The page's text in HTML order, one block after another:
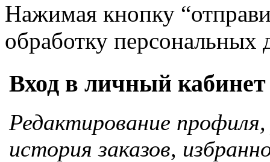
Нажимая кнопку
обработку персональных
Вход в личный кабинет
Редактирование
история заказов,